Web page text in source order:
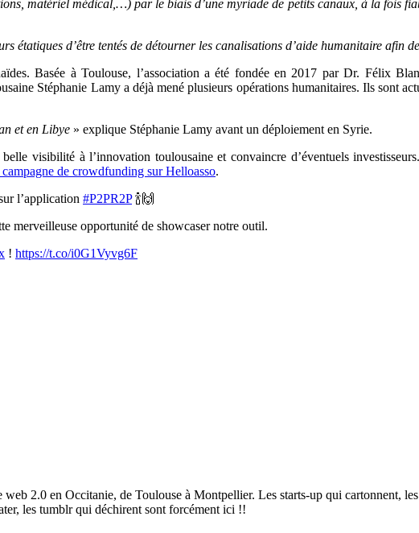
matériel médical,…) par le biais d’une myriade de petits canaux, à la fois
étatiques d’être tentés de détourner les canalisations d’aide humanitaire afin
Basée à Toulouse, l’association a été fondée en 2017 par Dr. Félix
Stéphanie Lamy a déjà mené plusieurs opérations humanitaires. Ils sont
et en Libye » explique Stéphanie Lamy avant un déploiement en Syrie.
visibilité à l’innovation toulousaine et convaincre d’éventuels
campagne de crowdfunding sur Helloasso.
l’application #P2PR2P🍾🙌
merveilleuse opportunité de showcaser notre outil.
! https://t.co/i0G1Vyvg6F
2.0 en Occitanie, de Toulouse à Montpellier. Les starts-up qui cartonnent,
les tumblr qui déchirent sont forcément ici !!